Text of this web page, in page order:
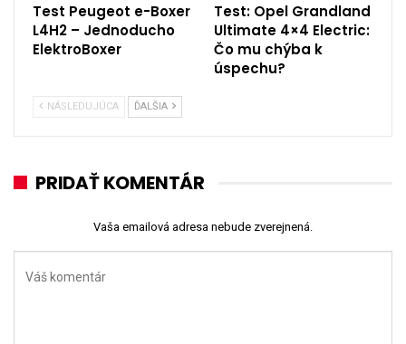
Test Peugeot e-Boxer
L4H2 – Jednoducho
ElektroBoxer
Test: Opel Grandland
Ultimate 4×4 Electric:
Čo mu chýba k
úspechu?
NÁSLEDUJÚCA ĎALŠIA
PRIDAŤ KOMENTÁR
Vaša emailová adresa nebude zverejnená.